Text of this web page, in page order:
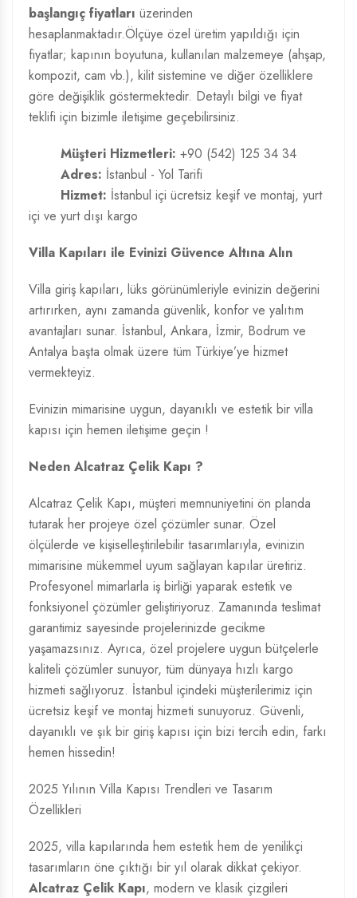
başlangıç fiyatları üzerinden
hesaplanmaktadır.Ölçüye özel üretim yapıldığı için
fiyatlar; kapının boyutuna, kullanılan malzemeye (ahşap,
kompozit, cam vb.), kilit sistemine ve diğer özelliklere
göre değişiklik göstermektedir. Detaylı bilgi ve fiyat
teklifi için bizimle iletişime geçebilirsiniz.
Müşteri Hizmetleri: +90 (542) 125 34 34
Adres: İstanbul - Yol Tarifi
Hizmet: İstanbul içi ücretsiz keşif ve montaj, yurt
içi ve yurt dışı kargo
Villa Kapıları ile Evinizi Güvence Altına Alın
Villa giriş kapıları, lüks görünümleriyle evinizin değerini
artırırken, aynı zamanda güvenlik, konfor ve yalıtım
avantajları sunar. İstanbul, Ankara, İzmir, Bodrum ve
Antalya başta olmak üzere tüm Türkiye’ye hizmet
vermekteyiz.
Evinizin mimarisine uygun, dayanıklı ve estetik bir villa
kapısı için hemen iletişime geçin !
Neden Alcatraz Çelik Kapı ?
Alcatraz Çelik Kapı, müşteri memnuniyetini ön planda
tutarak her projeye özel çözümler sunar. Özel
ölçülerde ve kişiselleştirilebilir tasarımlarıyla, evinizin
mimarisine mükemmel uyum sağlayan kapılar üretiriz.
Profesyonel mimarlarla iş birliği yaparak estetik ve
fonksiyonel çözümler geliştiriyoruz. Zamanında teslimat
garantimiz sayesinde projelerinizde gecikme
yaşamazsınız. Ayrıca, özel projelere uygun bütçelerle
kaliteli çözümler sunuyor, tüm dünyaya hızlı kargo
hizmeti sağlıyoruz. İstanbul içindeki müşterilerimiz için
ücretsiz keşif ve montaj hizmeti sunuyoruz. Güvenli,
dayanıklı ve şık bir giriş kapısı için bizi tercih edin, farkı
hemen hissedin!
2025 Yılının Villa Kapısı Trendleri ve Tasarım
Özellikleri
2025, villa kapılarında hem estetik hem de yenilikçi
tasarımların öne çıktığı bir yıl olarak dikkat çekiyor.
Alcatraz Çelik Kapı, modern ve klasik çizgileri